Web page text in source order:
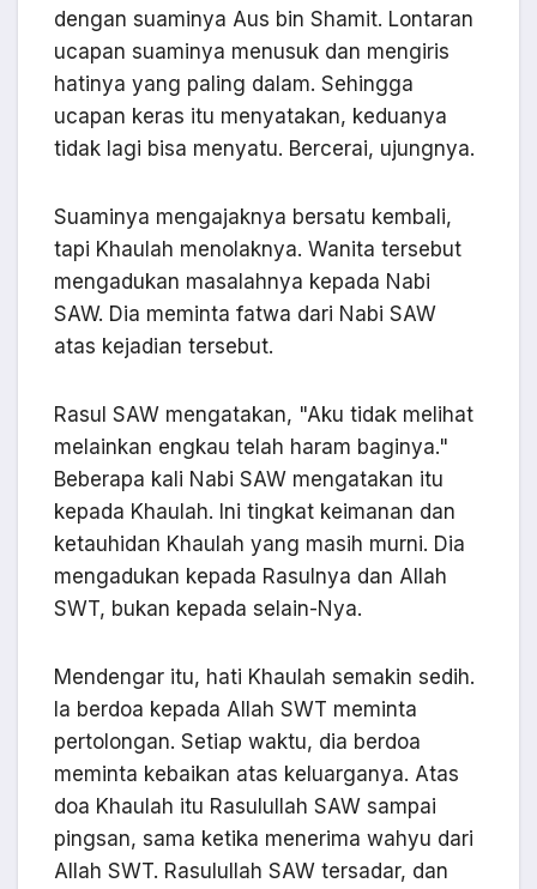
dengan suaminya Aus bin Shamit. Lontaran
ucapan suaminya menusuk dan mengiris
hatinya yang paling dalam. Sehingga
ucapan keras itu menyatakan, keduanya
tidak lagi bisa menyatu. Bercerai, ujungnya.
Suaminya mengajaknya bersatu kembali,
tapi Khaulah menolaknya. Wanita tersebut
mengadukan masalahnya kepada Nabi
SAW. Dia meminta fatwa dari Nabi SAW
atas kejadian tersebut.
Rasul SAW mengatakan, "Aku tidak melihat
melainkan engkau telah haram baginya."
Beberapa kali Nabi SAW mengatakan itu
kepada Khaulah. Ini tingkat keimanan dan
ketauhidan Khaulah yang masih murni. Dia
mengadukan kepada Rasulnya dan Allah
SWT, bukan kepada selain-Nya.
Mendengar itu, hati Khaulah semakin sedih.
Ia berdoa kepada Allah SWT meminta
pertolongan. Setiap waktu, dia berdoa
meminta kebaikan atas keluarganya. Atas
doa Khaulah itu Rasulullah SAW sampai
pingsan, sama ketika menerima wahyu dari
Allah SWT. Rasulullah SAW tersadar, dan